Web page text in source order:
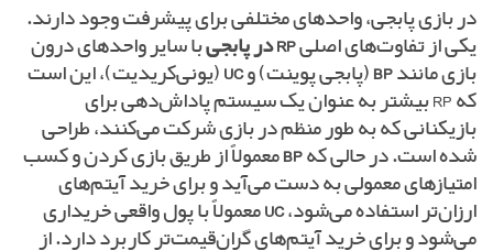
در بازی پابجی، واحدهای مختلفی برای پیشرفت وجود دارند.
یکی از تفاوت‌های اصلیRP در پابجی
با سایر واحدهای درون
بازی مانندBP(پابجی پوینت) وUC(یونی‌کریدیت)، این است
که RP بیشتر به عنوان یک سیستم پاداش‌دهی برای
بازیکنانی که به طور منظم در بازی شرکت می‌کنند، طراحی
شده است. در حالی کهBPمعمولاً از طریق بازی کردن و کسب
امتیازهای معمولی به دست می‌آید و برای خرید آیتم‌های
ارزان‌تر استفاده می‌شود،UCمعمولاً با پول واقعی خریداری
می‌شود و برای خرید آیتم‌های گران‌قیمت‌تر کاربرد دارد. از